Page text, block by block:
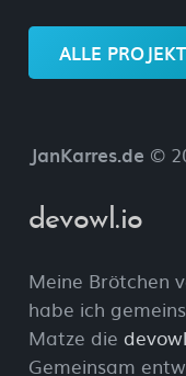
ALLE
JanKarres.de ©
devowl.io
Meine Brötchen
habe ich
Matze die
Gemeinsam